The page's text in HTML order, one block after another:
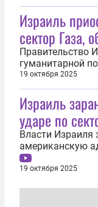
Израиль
сектор Газа,
Правительство
гуманитарной
палестинское
перемирие,
напряженности.
портал Ynet.
приостановить
сектор Газа
19 октября 2025
Израиль
ударе по
Власти Израиля
американскую
удара по
октября со
Дональда
19 октября 2025